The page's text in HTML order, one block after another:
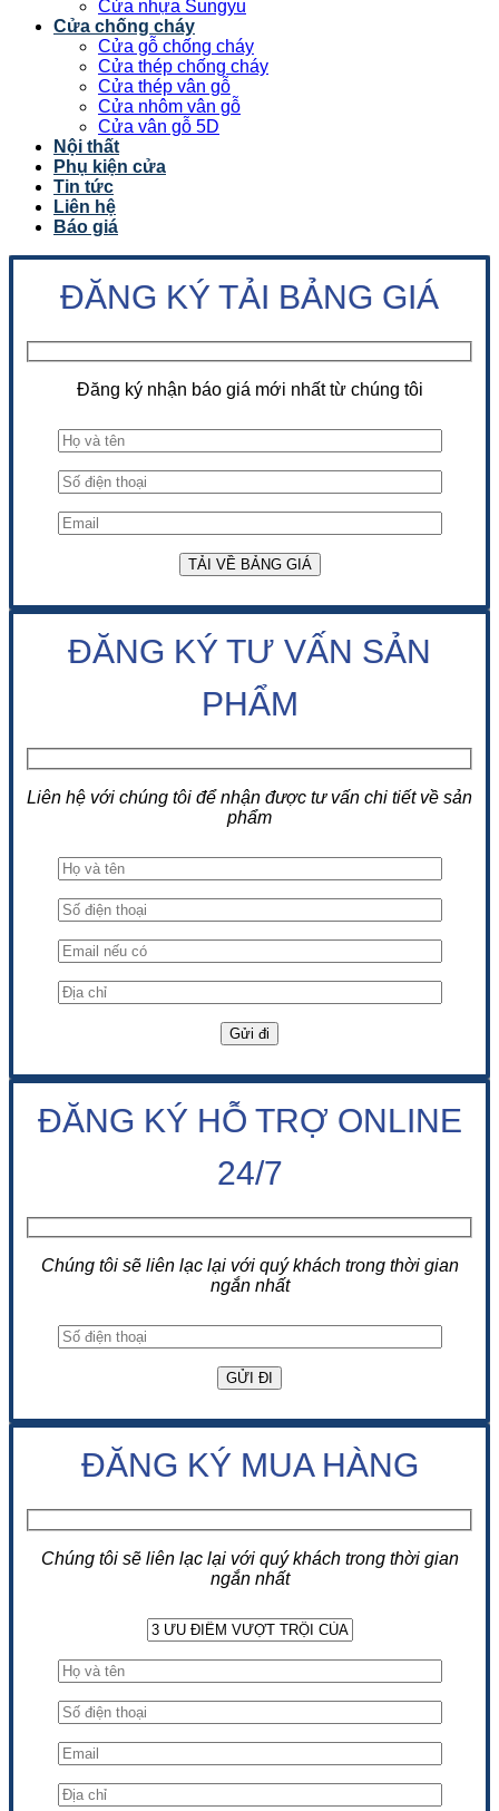
Cửa nhựa Sungyu
Cửa chống cháy
Cửa gỗ chống cháy
Cửa thép chống cháy
Cửa thép vân gỗ
Cửa nhôm vân gỗ
Cửa vân gỗ 5D
Nội thất
Phụ kiện cửa
Tin tức
Liên hệ
Báo giá
ĐĂNG KÝ TẢI BẢNG GIÁ
Đăng ký nhận báo giá mới nhất từ chúng tôi
ĐĂNG KÝ TƯ VẤN SẢN
PHẨM
Liên hệ với chúng tôi để nhận được tư vấn chi tiết về sản
phẩm
ĐĂNG KÝ HỖ TRỢ ONLINE
24/7
Chúng tôi sẽ liên lạc lại với quý khách trong thời gian
ngắn nhất
ĐĂNG KÝ MUA HÀNG
Chúng tôi sẽ liên lạc lại với quý khách trong thời gian
ngắn nhất